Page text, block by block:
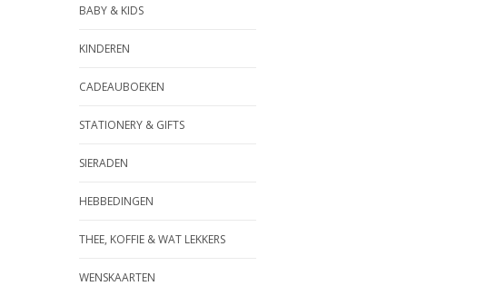
BABY & KIDS
KINDEREN
CADEAUBOEKEN
STATIONERY & GIFTS
SIERADEN
HEBBEDINGEN
THEE, KOFFIE & WAT LEKKERS
WENSKAARTEN